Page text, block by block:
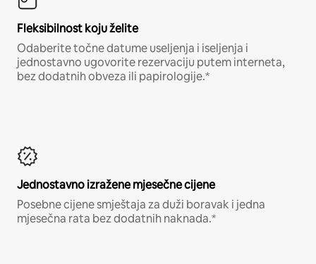
Fleksibilnost koju želite
Odaberite točne datume useljenja i iseljenja i
jednostavno ugovorite rezervaciju putem interneta,
bez dodatnih obveza ili papirologije.*
Jednostavno izražene mjesečne cijene
Posebne cijene smještaja za duži boravak i jedna
mjesečna rata bez dodatnih naknada.*